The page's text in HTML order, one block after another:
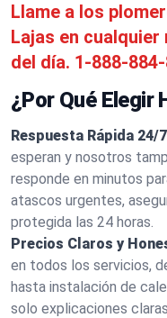
Llame a los
Lajas en
del día. 1-888-
¿Por Qué Elegir
Respuesta Rápida 24/
esperan y nosotros
responde en minutos
atascos urgentes,
protegida las 24 horas.
Precios Claros y
en todos los servicios,
hasta instalación de
solo explicaciones